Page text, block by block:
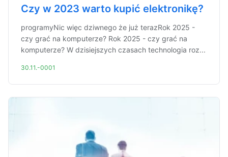
Czy w 2023 warto kupić elektronikę?
programyNic więc dziwnego że już terazRok 2025 -
czy grać na komputerze? Rok 2025 - czy grać na
komputerze? W dzisiejszych czasach technologia roz...
30.11.-0001